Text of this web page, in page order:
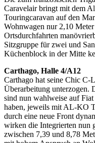
Caravelair bringt mit dem
Touringcaravan auf den
Wohnwagen nur 2,10
Ortsdurchfahrten
Sitzgruppe für zwei und
Küchenblock in der Mitte
Carthago, Halle 4/A12
Carthago hat seine Chic C-
Überarbeitung unterzogen.
sind nun wahlweise auf
haben, jeweils mit AL-KO
durch eine neue Front
wirken die Integrierten nun
zwischen 7,39 und 8,78